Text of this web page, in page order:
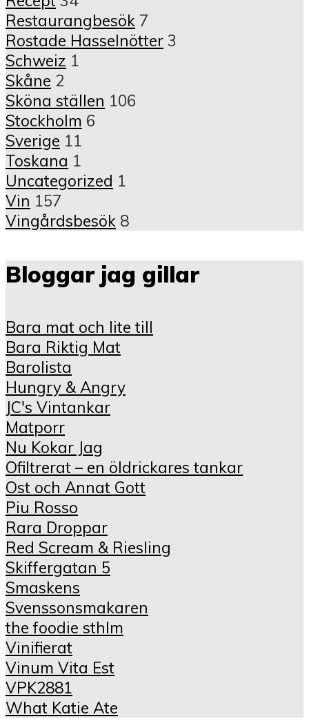
Restaurangbesök 7
Rostade Hasselnötter 3
Schweiz 1
Skåne 2
Sköna ställen 106
Stockholm 6
Sverige 11
Toskana 1
Uncategorized 1
Vin 157
Vingårdsbesök 8
Bloggar jag gillar
Bara mat och lite till
Bara Riktig Mat
Barolista
Hungry & Angry
JC's Vintankar
Matporr
Nu Kokar Jag
Ofiltrerat – en öldrickares tankar
Ost och Annat Gott
Piu Rosso
Rara Droppar
Red Scream & Riesling
Skiffergatan 5
Smaskens
Svenssonsmakaren
the foodie sthlm
Vinifierat
Vinum Vita Est
VPK2881
What Katie Ate